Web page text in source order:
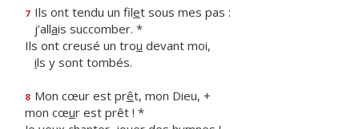
7 Ils ont tendu un filet sous mes pas :
j’allais succomber. *
Ils ont creusé un trou devant moi,
ils y sont tombés.
8 Mon cœur est prêt, mon Dieu, +
mon cœur est prêt ! *